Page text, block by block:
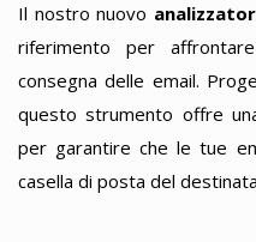
Il nostro nuovo
riferimento per
consegna delle email.
questo strumento offre
per garantire che le tue
casella di posta del